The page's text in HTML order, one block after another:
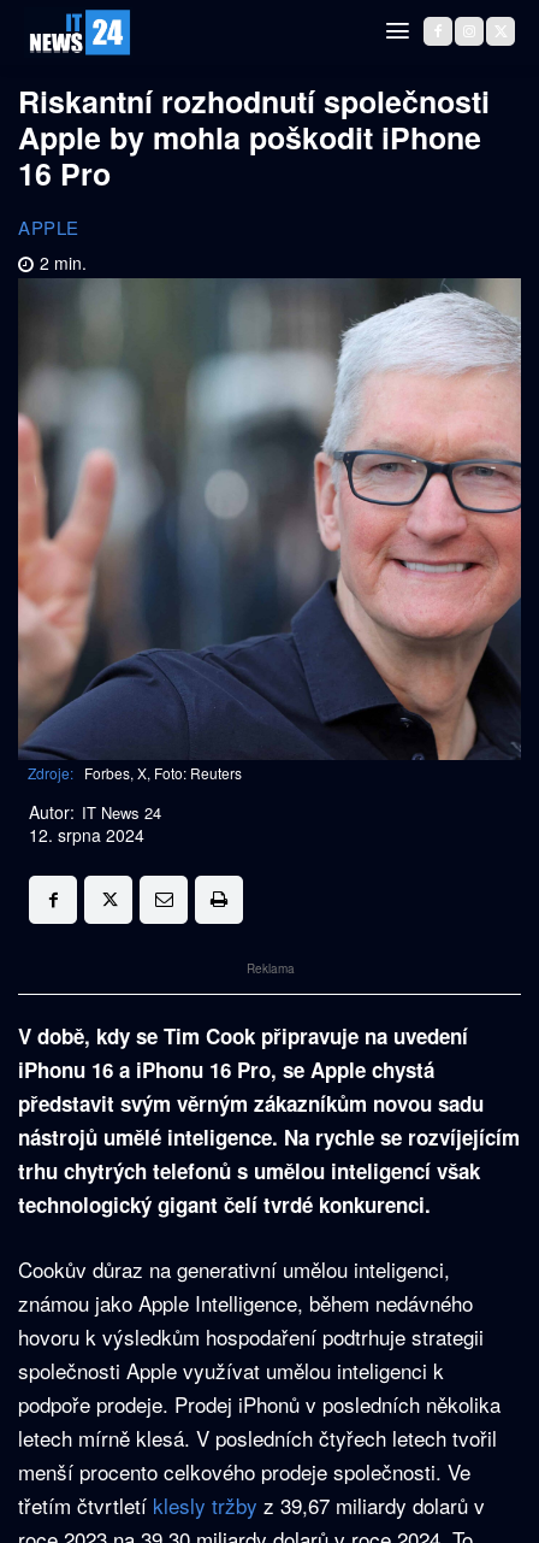
Riskantní rozhodnutí společnosti
Apple by mohla poškodit iPhone
16 Pro
APPLE
2 min.
Zdroje: Forbes, X, Foto: Reuters
Autor: IT News 24
12. srpna 2024
Reklama
V době, kdy se Tim Cook připravuje na uvedení
iPhonu 16 a iPhonu 16 Pro, se Apple chystá
představit svým věrným zákazníkům novou sadu
nástrojů umělé inteligence. Na rychle se rozvíjejícím
trhu chytrých telefonů s umělou inteligencí však
technologický gigant čelí tvrdé konkurenci.
Cookův důraz na generativní umělou inteligenci,
známou jako Apple Intelligence, během nedávného
hovoru k výsledkům hospodaření podtrhuje strategii
společnosti Apple využívat umělou inteligenci k
podpoře prodeje. Prodej iPhonů v posledních několika
letech mírně klesá. V posledních čtyřech letech tvořil
menší procento celkového prodeje společnosti. Ve
třetím čtvrtletí klesly tržby z 39,67 miliardy dolarů v